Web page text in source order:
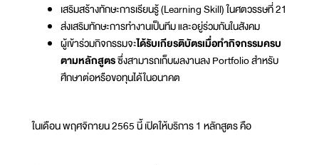
เสริมสร้างทักษะการเรียนรู้ (Learning Skill) ในศตวรรษที่ 21
ส่งเสริมทักษะการทำงานเป็นทีม และอยู่ร่วมกันในสังคม
ผู้เข้าร่วมกิจกรรมจะได้รับเกียรติบัตรเมื่อทำกิจกรรมครบ
ตามหลักสูตรซึ่งสามารถเก็บผลงานลง Portfolio สำหรับ
ศึกษาต่อหรือขอทุนได้ในอนาคต
ในเดือน พฤศจิกายน 2565 นี้ เปิดให้บริการ 1 หลักสูตร คือ